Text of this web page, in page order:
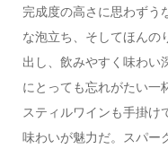
完成度の高さに思わずう
な泡立ち、そしてほんの
出し、飲みやすく味わい
にとっても忘れがたい一
スティルワインも手掛け
味わいが魅力だ。スパー